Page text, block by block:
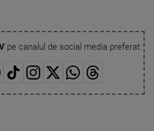
pe canalul de social media preferat: